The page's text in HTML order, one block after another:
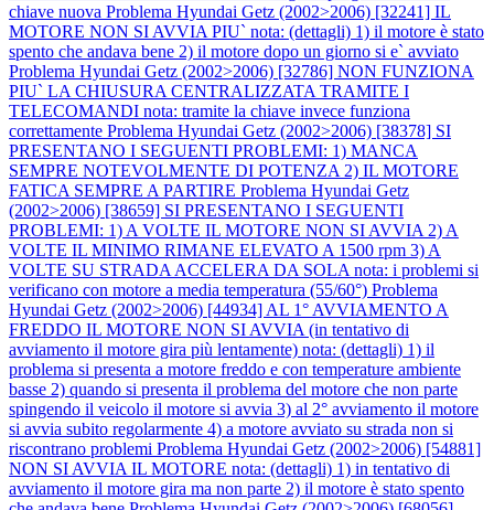
chiave nuova Problema Hyundai Getz (2002>2006) [32241] IL
MOTORE NON SI AVVIA PIU` nota: (dettagli) 1) il motore è stato
spento che andava bene 2) il motore dopo un giorno si e` avviato
Problema Hyundai Getz (2002>2006) [32786] NON FUNZIONA
PIU` LA CHIUSURA CENTRALIZZATA TRAMITE I
TELECOMANDI nota: tramite la chiave invece funziona
correttamente Problema Hyundai Getz (2002>2006) [38378] SI
PRESENTANO I SEGUENTI PROBLEMI: 1) MANCA
SEMPRE NOTEVOLMENTE DI POTENZA 2) IL MOTORE
FATICA SEMPRE A PARTIRE Problema Hyundai Getz
(2002>2006) [38659] SI PRESENTANO I SEGUENTI
PROBLEMI: 1) A VOLTE IL MOTORE NON SI AVVIA 2) A
VOLTE IL MINIMO RIMANE ELEVATO A 1500 rpm 3) A
VOLTE SU STRADA ACCELERA DA SOLA nota: i problemi si
verificano con motore a media temperatura (55/60°) Problema
Hyundai Getz (2002>2006) [44934] AL 1° AVVIAMENTO A
FREDDO IL MOTORE NON SI AVVIA (in tentativo di
avviamento il motore gira più lentamente) nota: (dettagli) 1) il
problema si presenta a motore freddo e con temperature ambiente
basse 2) quando si presenta il problema del motore che non parte
spingendo il veicolo il motore si avvia 3) al 2° avviamento il motore
si avvia subito regolarmente 4) a motore avviato su strada non si
riscontrano problemi Problema Hyundai Getz (2002>2006) [54881]
NON SI AVVIA IL MOTORE nota: (dettagli) 1) in tentativo di
avviamento il motore gira ma non parte 2) il motore è stato spento